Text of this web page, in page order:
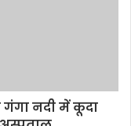
गंगा नदी में कूदा